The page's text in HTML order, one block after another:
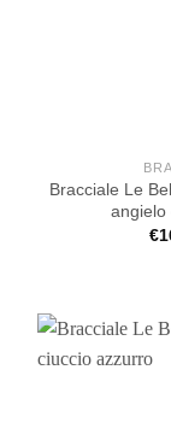
Bracciale Le
angielo
€